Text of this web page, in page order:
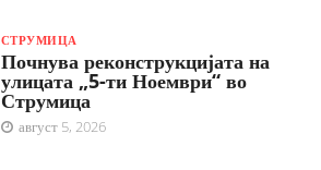
СТРУМИЦА
Почнува реконструкцијата на
улицата „5-ти Ноември“ во
Струмица
август 5, 2026